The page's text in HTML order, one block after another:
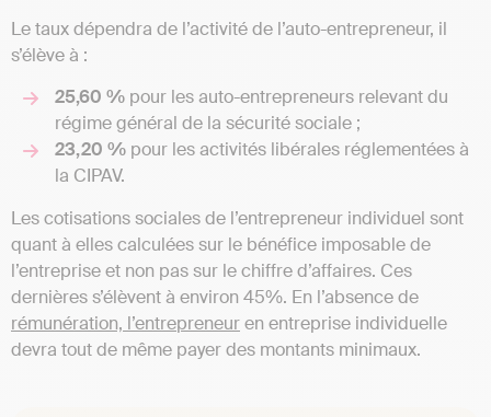
Le taux dépendra de l’activité de l’auto-entrepreneur, il
s’élève à :
25,60 % pour les auto-entrepreneurs relevant du
régime général de la sécurité sociale ;
23,20 % pour les activités libérales réglementées à
la CIPAV.
Les cotisations sociales de l’entrepreneur individuel sont
quant à elles calculées sur le bénéfice imposable de
l’entreprise et non pas sur le chiffre d’affaires. Ces
dernières s’élèvent à environ 45%. En l’absence de
rémunération, l’entrepreneuren entreprise individuelle
devra tout de même payer des montants minimaux.